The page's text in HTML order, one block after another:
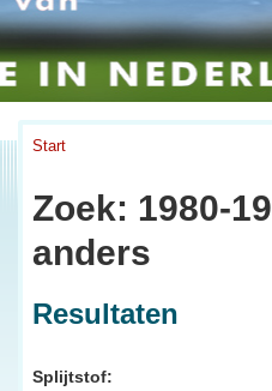
Start
Zoek: 1980-
anders
Resultaten
Splijtstof: